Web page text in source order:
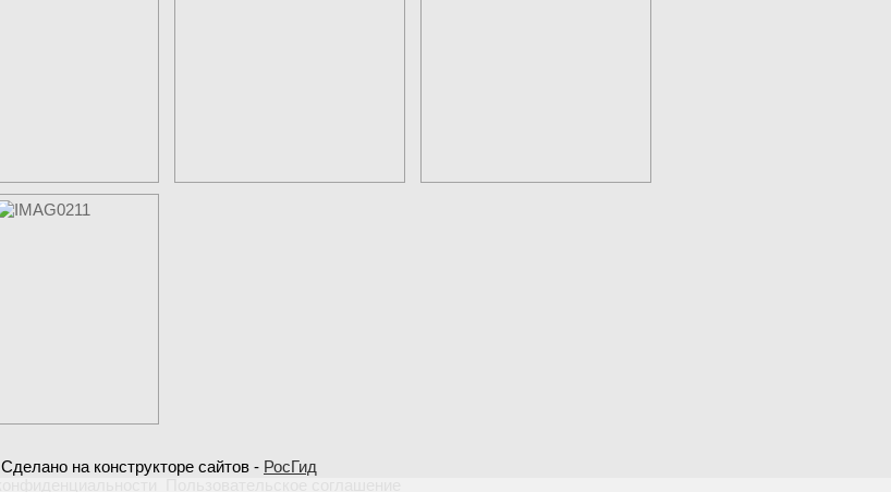
Сделано на конструкторе сайтов - РосГид